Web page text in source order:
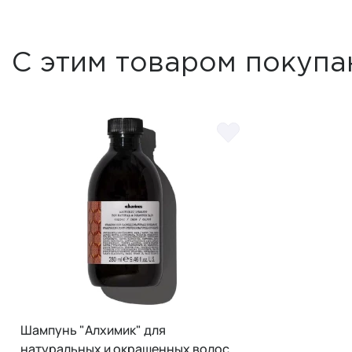
С этим товаром
Шампунь "Алхимик" для
натуральных и окрашенных волос